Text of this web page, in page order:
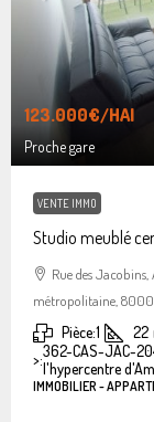
123.000€/HAI
Proche gare
VENTE IMMO
Studio meublé
Rue des
métropolitaine,
Pièce:1 22
>:362-CAS-JAC-
l'hypercentre
IMMOBILIER -